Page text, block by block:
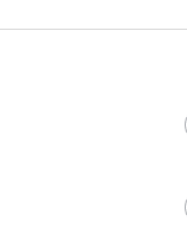
lesz az
péntek